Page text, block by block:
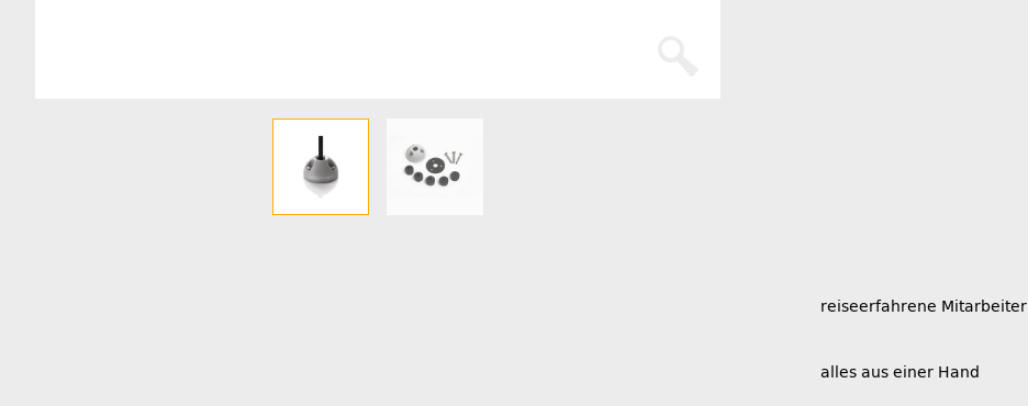
reiseerfahrene Mitarbeiter
alles aus einer Hand